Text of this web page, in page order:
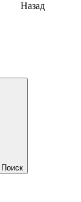
Назад
Поиск